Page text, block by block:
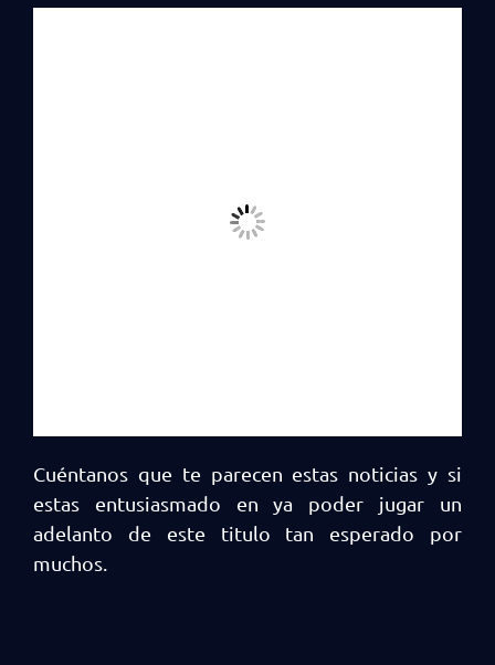
Cuéntanos que te parecen estas noticias y si
estas entusiasmado en ya poder jugar un
adelanto de este titulo tan esperado por
muchos.